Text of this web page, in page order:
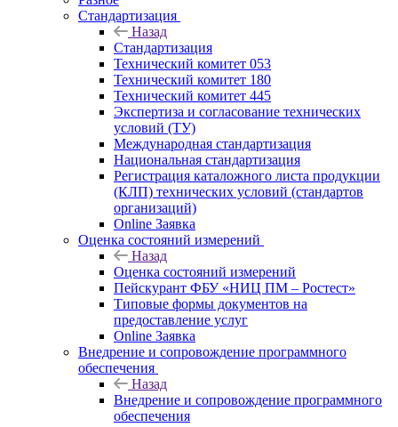
Стандартизация
Назад
Стандартизация
Технический комитет 053
Технический комитет 180
Технический комитет 445
Экспертиза и согласование технических
условий (ТУ)
Международная стандартизация
Национальная стандартизация
Регистрация каталожного листа продукции
(КЛП) технических условий (стандартов
организаций)
Online Заявка
Оценка состояний измерений
Назад
Оценка состояний измерений
Пейскурант ФБУ «НИЦ ПМ – Ростест»
Типовые формы документов на
предоставление услуг
Online Заявка
Внедрение и сопровождение программного
обеспечения
Назад
Внедрение и сопровождение программного
обеспечения